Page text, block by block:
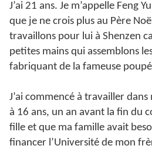
J’ai 21 ans. Je m’appelle Feng
que je ne crois plus au Père
travaillons pour lui à Shenzen
petites mains qui assemblons
fabriquant de la fameuse
J’ai commencé à travailler
à 16 ans, un an avant la fin du
fille et que ma famille avait
financer l’Université de mon